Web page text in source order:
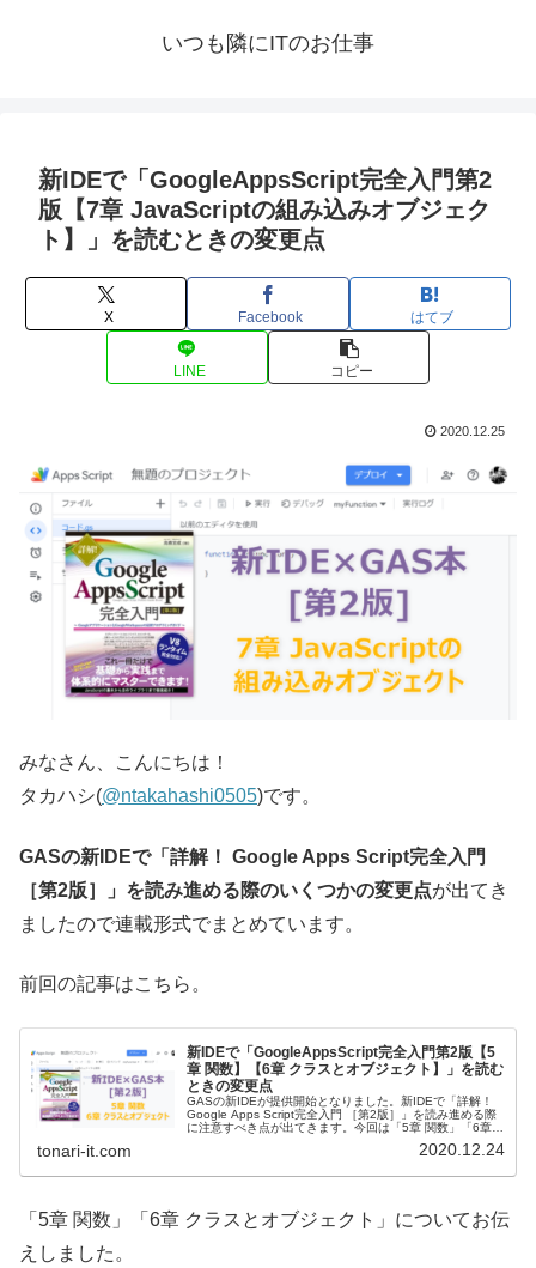
いつも隣にITのお仕事
新IDEで「GoogleAppsScript完全入門第2
版【7章 JavaScriptの組み込みオブジェク
ト】」を読むときの変更点
X Facebook はてブ
LINE コピー
2020.12.25
みなさん、こんにちは！
タカハシ(@ntakahashi0505)です。
GASの新IDEで「詳解！ Google Apps Script完全入門
［第2版］」を読み進める際のいくつかの変更点が出てき
ましたので連載形式でまとめています。
前回の記事はこちら。
新IDEで「GoogleAppsScript完全入門第2版【5
章 関数】【6章 クラスとオブジェクト】」を読む
ときの変更点
GASの新IDEが提供開始となりました。新IDEで「詳解！
Google Apps Script完全入門 ［第2版］」を読み進める際
に注意すべき点が出てきます。今回は「5章 関数」「6章
tonari-it.com 2020.12.24
「5章 関数」「6章 クラスとオブジェクト」についてお伝
えしました。